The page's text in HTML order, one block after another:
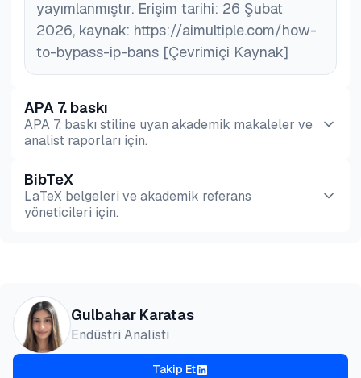
yayımlanmıştır. Erişim tarihi: 26 Şubat
2026, kaynak: https://aimultiple.com/how-
to-bypass-ip-bans [Çevrimiçi Kaynak]
APA 7. baskı
APA 7. baskı stiline uyan akademik makaleler ve
analist raporları için.
Önizleme HTML
BibTeX
LaTeX belgeleri ve akademik referans
yöneticileri için.
@misc{karatas2026,
  author = {Karatas, Gulbahar},
title  = {{IP Yasaklarını Nasıl Aşılır: Araçlar
  year   = {2026},
Gulbahar Karatas
Endüstri Analisti
Takip Et